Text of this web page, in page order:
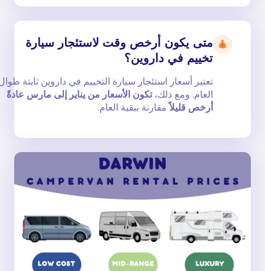
متى يكون أرخص وقت لاستئجار سيارة
تخييم في داروين؟
تعتبر أسعار استئجار سيارة التخييم في داروين ثابتة طوال
العام. ومع ذلك، تكون الأسعار من يناير إلى مارس عادةً
أرخص قليلاًمقارنة ببقية العام.